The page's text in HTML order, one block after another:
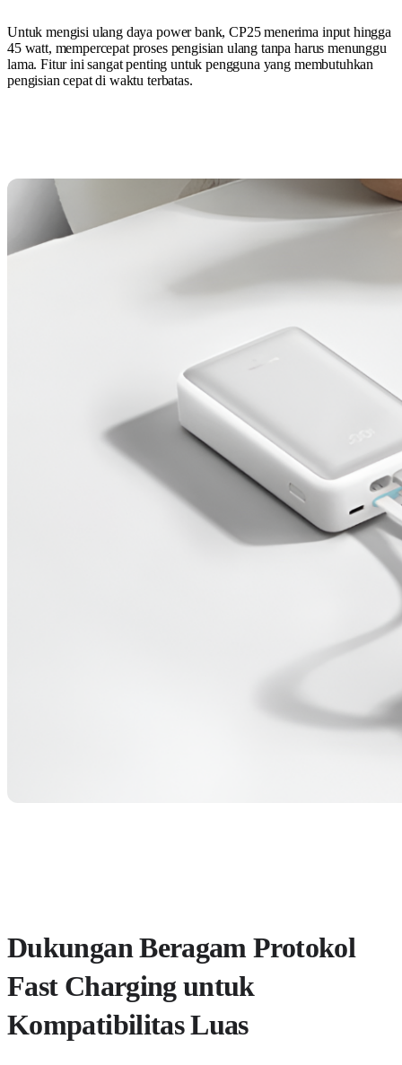
Untuk mengisi ulang daya power bank, CP25 menerima input hingga
45 watt, mempercepat proses pengisian ulang tanpa harus menunggu
lama. Fitur ini sangat penting untuk pengguna yang membutuhkan
pengisian cepat di waktu terbatas.
Dukungan Beragam Protokol
Fast Charging untuk
Kompatibilitas Luas